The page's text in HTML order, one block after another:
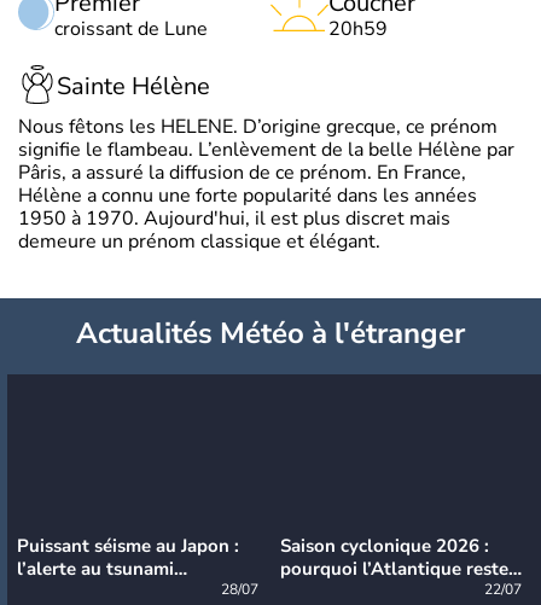
croissant de Lune 20h59
Sainte Hélène
Nous fêtons les HELENE. D’origine grecque, ce prénom
signifie le flambeau. L’enlèvement de la belle Hélène par
Pâris, a assuré la diffusion de ce prénom. En France,
Hélène a connu une forte popularité dans les années
1950 à 1970. Aujourd'hui, il est plus discret mais
demeure un prénom classique et élégant.
Actualités Météo à l'étranger
Puissant séisme au Japon :
l’alerte au tsunami
28/07
Saison cyclonique 2026 :
pourquoi l’Atlantique reste
22/07